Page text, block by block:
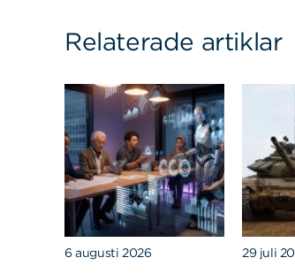
Relaterade artiklar
6 augusti 2026 29 juli